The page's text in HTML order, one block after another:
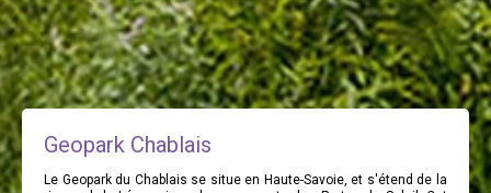
Geopark Chablais
Le Geopark du Chablais se situe en Haute-Savoie, et s'étend de la